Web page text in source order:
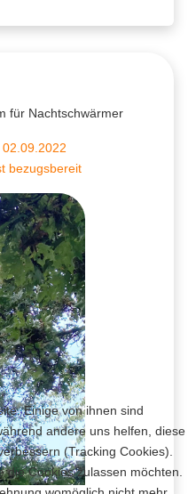
für Nachtschwärmer
bezugsbereit
Einige von ihnen sind
andere uns helfen, diese
(Tracking Cookies).
Cookies zulassen möchten.